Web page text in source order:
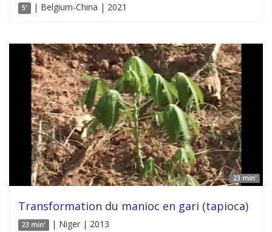
5' | Belgium-China | 2021
23 min'
Transformation du manioc en gari (tapioca)
23 min' | Niger | 2013